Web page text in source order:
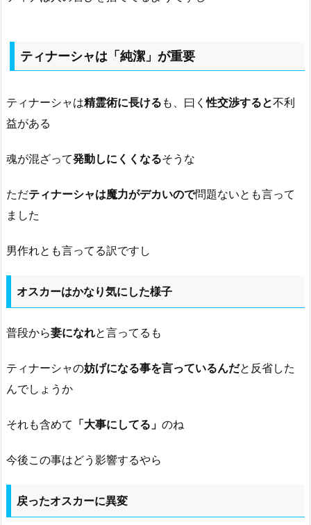
ティナーシャは「純潔」が重要
ティナーシャは精霊術に長ける も、曰く性交渉すると不利
益がある
魂が混ざって発動しにくくなるそうな
ただティナーシャは魔力がデカいので問題ないとも言って
ました
男作れとも言ってる訳ですし
オスカーはかなり気にした様子
普段から妻になれと言ってるも
ティナーシャの妨げになる事を言っているんだと反省した
んでしょうか
それも含めて 「大事にしてる」 のね
今後この事はどう影響するやら
戻ったオスカーに異変